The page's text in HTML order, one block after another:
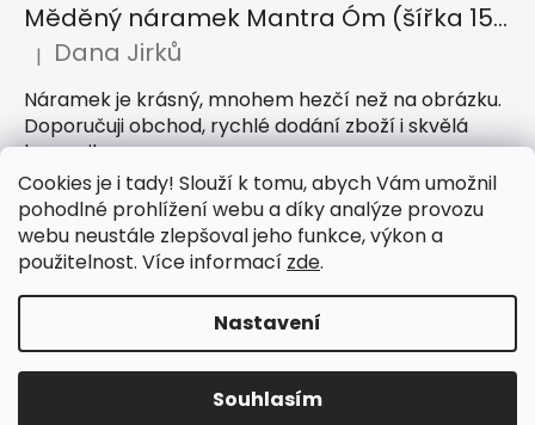
Cookies je i tady! Slouží k tomu, abych Vám umožnil
pohodlné prohlížení webu a díky analýze provozu
webu neustále zlepšoval jeho funkce, výkon a
použitelnost. Více informací zde.
Nastavení
Souhlasím
Měděný náramek Mantra Óm (šířka 15 mm)
Hodnocení produktu je 5 z 5 hvězdiček.
| Dana Jirků
Náramek je krásný, mnohem hezčí než na obrázku.
Doporučuji obchod, rychlé dodání zboží i skvělá
komunikace
Hodnocení produktu je 5 z 5 hvězdiček.
| Petra Hejátková
Vytvořil Shoptet
IndickeSaty.cz